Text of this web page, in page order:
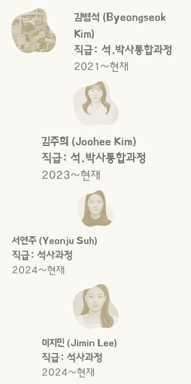
김병석 (Byeongseok
Kim)
직급: 석.박사통합과정
2021~현재
김주희 (Joohee Kim)
직급: 석.박사통합과정
2023~현재
서연주 (Yeonju Suh)
직급: 석사과정
2024~현재
이지민 (Jimin Lee)
직급: 석사과정
2024~현재